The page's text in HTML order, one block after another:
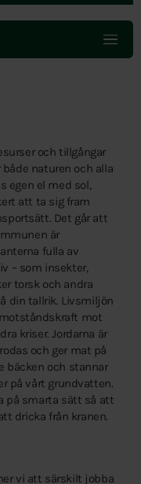
och tillgångar
naturen och alla
egen el med sol,
att ta sig fram
Det går att
är
fulla av
– som insekter,
torsk och andra
din tallrik. Livsmiljön
mot
kriser. Jordarna är
och ger mat på
bäcken och stannar
på vårt grundvatten.
på smarta sätt så att
dricka från kranen.
vi att särskilt jobba